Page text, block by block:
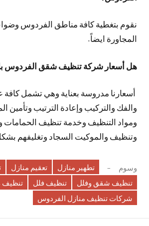
نقوم بتغطية كافة مناطق الفردوس
المجاورة ايضاً.
هل أسعار شركة تنظيف شقق الفردوس
أسعارنا مدروسة بعناية وهي تشمل كافة
والفك والتركيب وإعادة الترتيب وتأمين
ومواد التنظيف وخدمة تنظيف الحمامات
وتنظيف والموكيت السجاد وتغليفهم
وسوم تطهير منازل تعقيم منازل
تنظيف شقق وفلل
تنظيف فلل
تنظيف
شركات تنظيف منازل الفردوس